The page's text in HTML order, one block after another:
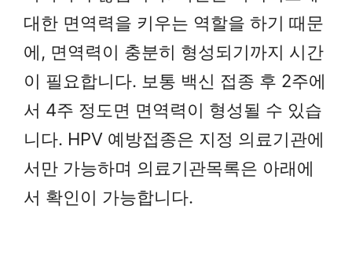
대한 면역력을 키우는 역할을 하기 때문
에, 면역력이 충분히 형성되기까지 시간
이 필요합니다. 보통 백신 접종 후 2주에
서 4주 정도면 면역력이 형성될 수 있습
니다. HPV 예방접종은 지정 의료기관에
서만 가능하며 의료기관목록은 아래에
서 확인이 가능합니다.